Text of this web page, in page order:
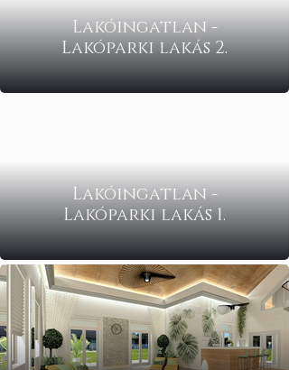
Lakóingatlan -
Lakóparki lakás 2.
Lakóingatlan -
Lakóparki lakás 1.